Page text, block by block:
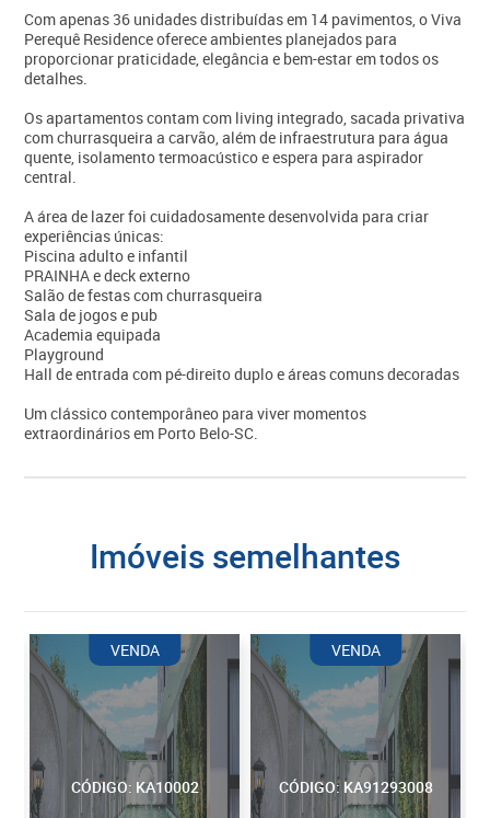
Com apenas 36 unidades distribuídas em 14 pavimentos, o Viva
Perequê Residence oferece ambientes planejados para
proporcionar praticidade, elegância e bem-estar em todos os
detalhes.
Os apartamentos contam com living integrado, sacada privativa
com churrasqueira a carvão, além de infraestrutura para água
quente, isolamento termoacústico e espera para aspirador
central.
A área de lazer foi cuidadosamente desenvolvida para criar
experiências únicas:
Piscina adulto e infantil
PRAINHA e deck externo
Salão de festas com churrasqueira
Sala de jogos e pub
Academia equipada
Playground
Hall de entrada com pé-direito duplo e áreas comuns decoradas
Um clássico contemporâneo para viver momentos
extraordinários em Porto Belo-SC.
imóveis semelhantes
CÓDIGO: KA10002
VENDA
CÓDIGO: KA91293008
VENDA